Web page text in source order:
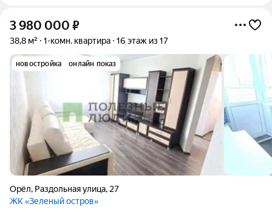
3 980 000 ₽
38,8 м² 1-комн. квартира 16 этаж из 17
новостройка онлайн показ
Орёл, Раздольная улица, 27
ЖК «Зеленый остров»